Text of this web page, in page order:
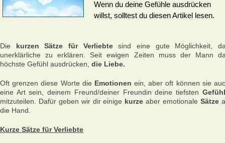
Wenn du deine Gefühle ausdrücken
willst, solltest du diesen Artikel lesen.
Die kurzen Sätze für Verliebtesind eine gute Möglichkeit,
unerklärliche zu erklären. Seit ewigen Zeiten muss der Mann
höchste Gefühl ausdrücken, die Liebe.
Oft grenzen diese Worte die Emotionen ein, aber oft können sie
eine Art sein, deinem Freund/deiner Freundin deine tiefsten
mitzuteilen. Dafür geben wir dir einige kurze aber emotionaleSätze
die Hand.
Kurze Sätze für Verliebte